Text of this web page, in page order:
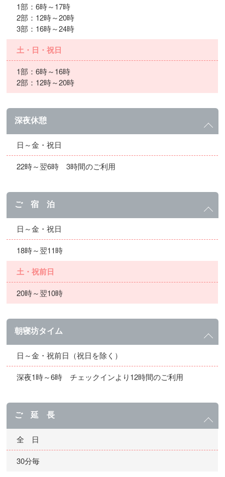
1部：6時～17時
2部：12時～20時
3部：16時～24時
土・日・祝日
1部：6時～16時
2部：12時～20時
深夜休憩
日～金・祝日
22時～翌6時 3時間のご利用
ご 宿 泊
日～金・祝日
18時～翌11時
土・祝前日
20時～翌10時
朝寝坊タイム
日～金・祝前日（祝日を除く）
深夜1時～6時 チェックインより12時間のご利用
ご 延 長
全 日
30分毎